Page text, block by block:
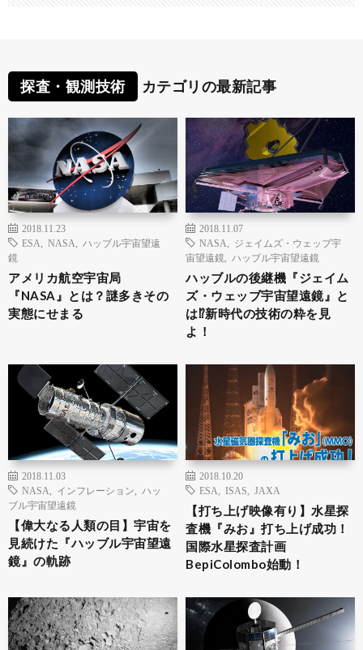
探査・観測技術 カテゴリの最新記事
2018.11.23
ESA
NASA
ハッブル宇宙望遠
鏡
アメリカ航空宇宙局
『NASA』とは？謎多きその
実態にせまる
2018.11.07
NASA
ジェイムズ・ウェッブ宇
宙望遠鏡
ハッブル宇宙望遠鏡
ハッブルの後継機『ジェイム
ズ・ウェッブ宇宙望遠鏡』と
は⁉新時代の技術の粋を見
よ！
2018.11.03
NASA
インフレーション
ハッ
ブル宇宙望遠鏡
【偉大なる人類の目】宇宙を
見続けた『ハッブル宇宙望遠
鏡』の軌跡
2018.10.20
ESA
ISAS JAXA
【打ち上げ映像有り】水星探
査機『みお』打ち上げ成功！
国際水星探査計画
BepiColombo始動！